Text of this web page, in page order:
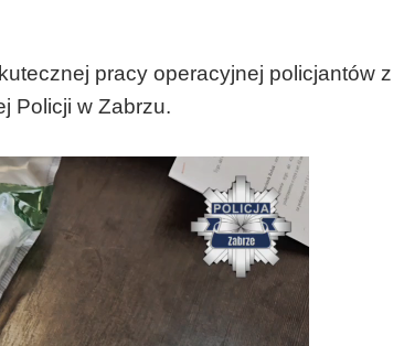
pracy operacyjnej policjantów z
Policji w Zabrzu.